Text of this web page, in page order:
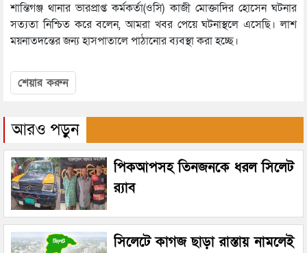
শান্তিগঞ্জ থানার ভারপ্রাপ্ত কর্মকর্তা(ওসি) কাজী মোক্তাদির হোসেন ঘটনার
সত্যতা নিশ্চিত করে বলেন, আমরা খবর পেয়ে ঘটনাস্থলে এসেছি। লাশ
ময়নাতদন্তের জন্য হাসপাতালে পাঠানোর ব্যবস্থা করা হচ্ছে।
শেয়ার করুন
আরও পড়ুন
পিকআপসহ তিনজনকে ধরল সিলেট
র‌্যাব
সিলেটে কাগজ ছাড়া রাস্তায় নামলেই